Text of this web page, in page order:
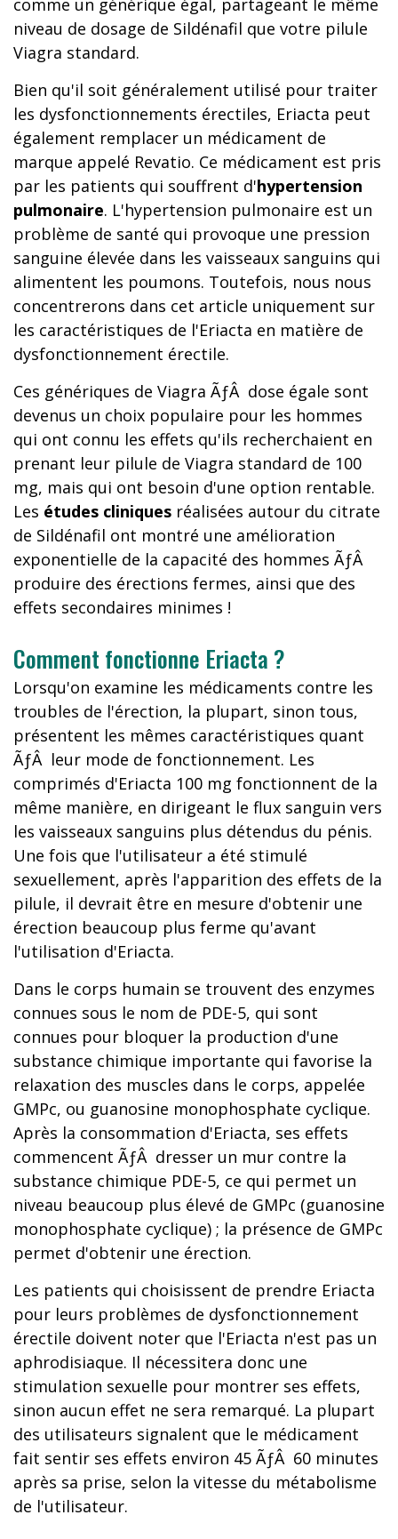
comme un générique égal, partageant le même
niveau de dosage de Sildénafil que votre pilule
Viagra standard.
Bien qu'il soit généralement utilisé pour traiter
les dysfonctionnements érectiles, Eriacta peut
également remplacer un médicament de
marque appelé Revatio. Ce médicament est pris
par les patients qui souffrent d'hypertension
pulmonaire. L'hypertension pulmonaire est un
problème de santé qui provoque une pression
sanguine élevée dans les vaisseaux sanguins qui
alimentent les poumons. Toutefois, nous nous
concentrerons dans cet article uniquement sur
les caractéristiques de l'Eriacta en matière de
dysfonctionnement érectile.
Ces génériques de Viagra ÃƒÂ dose égale sont
devenus un choix populaire pour les hommes
qui ont connu les effets qu'ils recherchaient en
prenant leur pilule de Viagra standard de 100
mg, mais qui ont besoin d'une option rentable.
Les études cliniques réalisées autour du citrate
de Sildénafil ont montré une amélioration
exponentielle de la capacité des hommes ÃƒÂ
produire des érections fermes, ainsi que des
effets secondaires minimes !
Comment fonctionne Eriacta ?
Lorsqu'on examine les médicaments contre les
troubles de l'érection, la plupart, sinon tous,
présentent les mêmes caractéristiques quant
ÃƒÂ leur mode de fonctionnement. Les
comprimés d'Eriacta 100 mg fonctionnent de la
même manière, en dirigeant le flux sanguin vers
les vaisseaux sanguins plus détendus du pénis.
Une fois que l'utilisateur a été stimulé
sexuellement, après l'apparition des effets de la
pilule, il devrait être en mesure d'obtenir une
érection beaucoup plus ferme qu'avant
l'utilisation d'Eriacta.
Dans le corps humain se trouvent des enzymes
connues sous le nom de PDE-5, qui sont
connues pour bloquer la production d'une
substance chimique importante qui favorise la
relaxation des muscles dans le corps, appelée
GMPc, ou guanosine monophosphate cyclique.
Après la consommation d'Eriacta, ses effets
commencent ÃƒÂ dresser un mur contre la
substance chimique PDE-5, ce qui permet un
niveau beaucoup plus élevé de GMPc (guanosine
monophosphate cyclique) ; la présence de GMPc
permet d'obtenir une érection.
Les patients qui choisissent de prendre Eriacta
pour leurs problèmes de dysfonctionnement
érectile doivent noter que l'Eriacta n'est pas un
aphrodisiaque. Il nécessitera donc une
stimulation sexuelle pour montrer ses effets,
sinon aucun effet ne sera remarqué. La plupart
des utilisateurs signalent que le médicament
fait sentir ses effets environ 45 ÃƒÂ 60 minutes
après sa prise, selon la vitesse du métabolisme
de l'utilisateur.